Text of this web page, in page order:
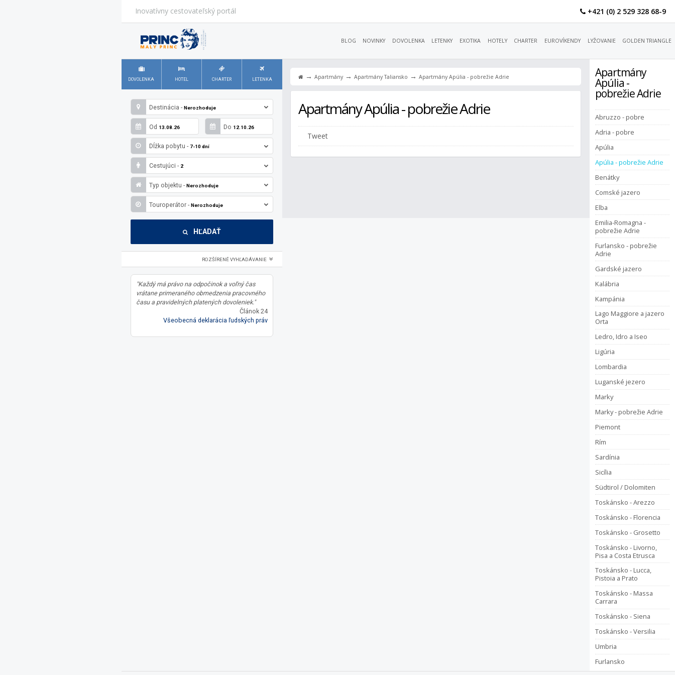
Inovatívny cestovateľský portál +421 (0) 2 529 328 68-9
BLOG NOVINKY DOVOLENKA LETENKY EXOTIKA HOTELY CHARTER EUROVÍKENDY LYŽOVANIE GOLDEN TRIANGLE
DOVOLENKA HOTEL CHARTER LETENKA
Destinácia -Nerozhoduje
Od 13.08.26 Do 12.10.26
Dĺžka pobytu - 7-10 dní
Cestujúci - 2
Typ objektu -Nerozhoduje
Touroperátor -Nerozhoduje
HĽADAŤ
ROZŠÍRENÉ VYHĽADÁVANIE
"Každý má právo na odpočinok a voľný čas
vrátane primeraného obmedzenia pracovného
času a pravidelných platených dovoleniek."
Článok 24
Všeobecná deklarácia ľudských práv
Apartmány
Apúlia -
pobrežie Adrie
Abruzzo - pobre
Adria - pobre
Apúlia
Apúlia - pobrežie Adrie
Benátky
Comské jazero
Elba
Emilia-Romagna -
pobrežie Adrie
Furlansko - pobrežie
Adrie
Gardské jazero
Kalábria
Kampánia
Lago Maggiore a jazero
Orta
Ledro, Idro a Iseo
Ligúria
Lombardia
Luganské jezero
Marky
Marky - pobrežie Adrie
Piemont
Rím
Sardínia
Sicília
Südtirol / Dolomiten
Toskánsko - Arezzo
Toskánsko - Florencia
Toskánsko - Grosetto
Toskánsko - Livorno,
Pisa a Costa Etrusca
Toskánsko - Lucca,
Pistoia a Prato
Toskánsko - Massa
Carrara
Toskánsko - Siena
Toskánsko - Versilia
Umbria
Furlansko
→ Apartmány→ Apartmány Taliansko → Apartmány Apúlia - pobrežie Adrie
Apartmány Apúlia - pobrežie Adrie
Tweet